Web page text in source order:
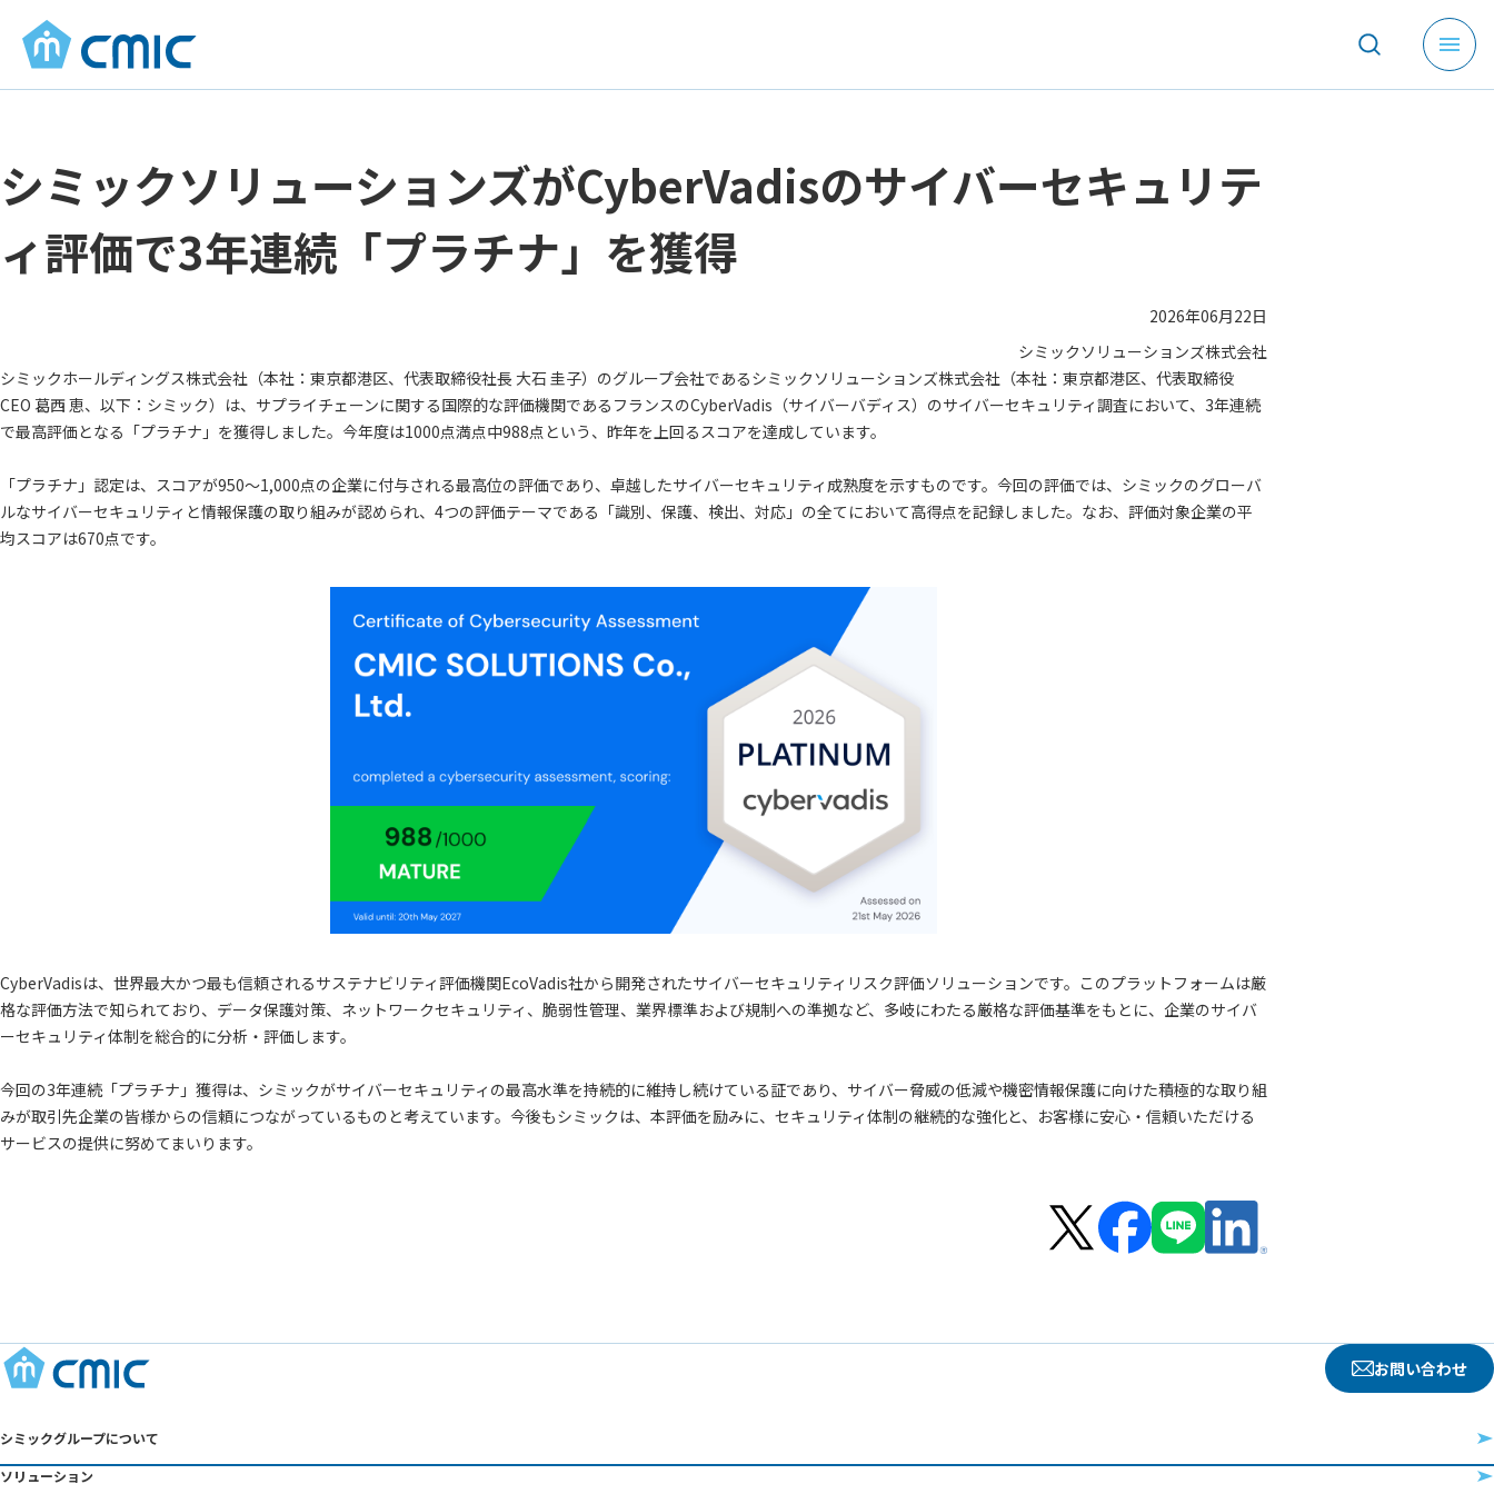
メ
ニ
シミックソリューションズがCyberVadisのサイバーセキュリテ
ィ評価で3年連続「プラチナ」を獲得
2026年06月22日
シミックソリューションズ株式会社
シミックホールディングス株式会社（本社：東京都港区、代表取締役社長 大石 圭子）のグループ会社であるシミックソリューションズ株式会社（本社：東京都港区、代表取締役
CEO 葛西 恵、以下：シミック）は、サプライチェーンに関する国際的な評価機関であるフランスのCyberVadis（サイバーバディス）のサイバーセキュリティ調査において、3年連続
で最高評価となる「プラチナ」を獲得しました。今年度は1000点満点中988点という、昨年を上回るスコアを達成しています。
「プラチナ」認定は、スコアが950～1,000点の企業に付与される最高位の評価であり、卓越したサイバーセキュリティ成熟度を示すものです。今回の評価では、シミックのグローバ
ルなサイバーセキュリティと情報保護の取り組みが認められ、4つの評価テーマである「識別、保護、検出、対応」の全てにおいて高得点を記録しました。なお、評価対象企業の平
均スコアは670点です。
CyberVadisは、世界最大かつ最も信頼されるサステナビリティ評価機関EcoVadis社から開発されたサイバーセキュリティリスク評価ソリューションです。このプラットフォームは厳
格な評価方法で知られており、データ保護対策、ネットワークセキュリティ、脆弱性管理、業界標準および規制への準拠など、多岐にわたる厳格な評価基準をもとに、企業のサイバ
ーセキュリティ体制を総合的に分析・評価します。
今回の3年連続「プラチナ」獲得は、シミックがサイバーセキュリティの最高水準を持続的に維持し続けている証であり、サイバー脅威の低減や機密情報保護に向けた積極的な取り組
みが取引先企業の皆様からの信頼につながっているものと考えています。今後もシミックは、本評価を励みに、セキュリティ体制の継続的な強化と、お客様に安心・信頼いただける
サービスの提供に努めてまいります。
お問い合わせ
シミックグループについて
ソリューション